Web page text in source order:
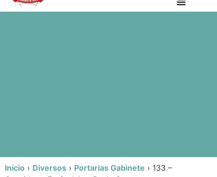
Início › Diversos › Portarias Gabinete › 133 –